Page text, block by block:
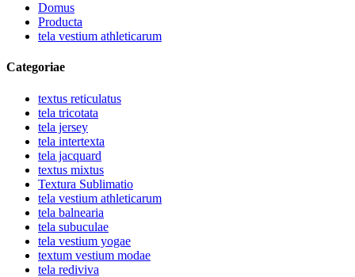
Domus
Producta
tela vestium athleticarum
Categoriae
textus reticulatus
tela tricotata
tela jersey
tela intertexta
tela jacquard
textus mixtus
Textura Sublimatio
tela vestium athleticarum
tela balnearia
tela subuculae
tela vestium yogae
textum vestium modae
tela rediviva